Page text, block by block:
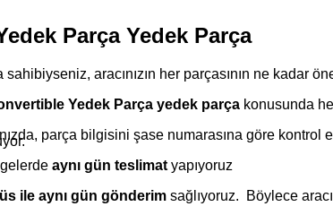
Parça Yedek Parça
aracınızın her parçasının ne kadar
Yedek Parça yedek parça konusunda
parça bilgisini şase numarasına göre
aynı gün teslimat yapıyoruz
ile aynı gün gönderim sağlıyoruz. Böylece